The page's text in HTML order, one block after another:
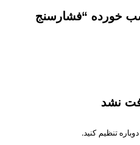
خورده “فشارسنج
نشد
تنظیم کنید.